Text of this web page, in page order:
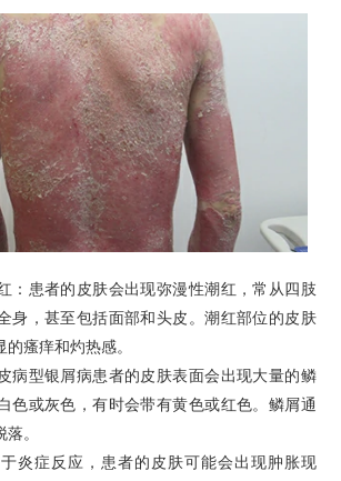
患者的皮肤会出现弥漫性潮红，常从四肢
身，甚至包括面部和头皮。潮红部位的皮肤
瘙痒和灼热感。
型银屑病患者的皮肤表面会出现大量的鳞
色或灰色，有时会带有黄色或红色。鳞屑通
。
症反应，患者的皮肤可能会出现肿胀现